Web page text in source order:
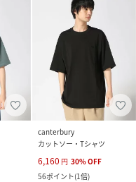
canterbury
カットソー・Tシャツ
6,160 円 30%OFF
56ポイント(1倍)